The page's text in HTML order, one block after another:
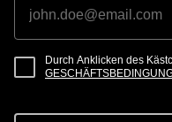
Durch Anklicken des